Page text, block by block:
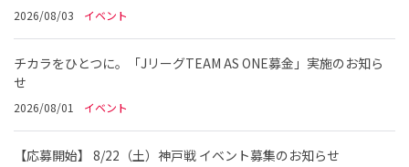
2026/08/03 イベント
チカラをひとつに。「JリーグTEAM AS ONE募金」実施のお知ら
せ
2026/08/01 イベント
【応募開始】 8/22（土）神戸戦 イベント募集のお知らせ